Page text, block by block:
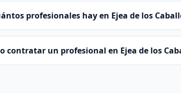
profesionales hay en Ejea de los
contratar un profesional en Ejea de los